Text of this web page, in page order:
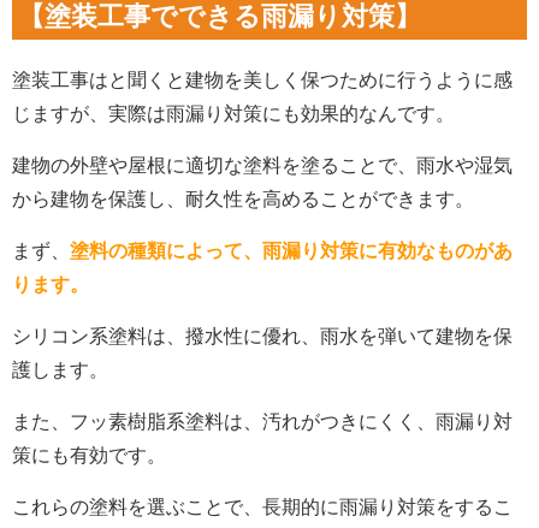
【塗装工事でできる雨漏り対策】
塗装工事はと聞くと建物を美しく保つために行うように感
じますが、実際は雨漏り対策にも効果的なんです。
建物の外壁や屋根に適切な塗料を塗ることで、雨水や湿気
から建物を保護し、耐久性を高めることができます。
まず、 塗料の種類によって、雨漏り対策に有効なものがあ
ります。
シリコン系塗料は、撥水性に優れ、雨水を弾いて建物を保
護します。
また、フッ素樹脂系塗料は、汚れがつきにくく、雨漏り対
策にも有効です。
これらの塗料を選ぶことで、長期的に雨漏り対策をするこ